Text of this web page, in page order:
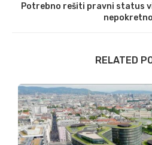
Potrebno rešiti pravni status
RELATED